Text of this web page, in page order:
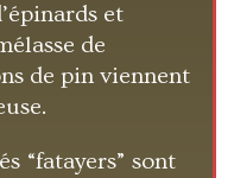
et
de
de pin viennent
“fatayers” sont